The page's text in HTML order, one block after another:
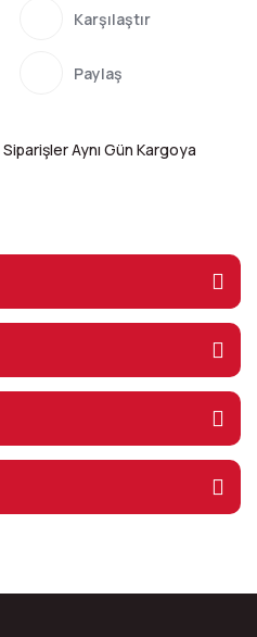
Karşılaştır
Paylaş
Aynı Gün Kargoya